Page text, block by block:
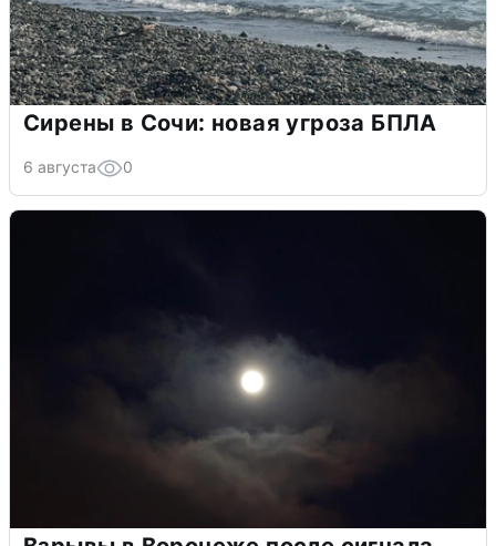
Сирены в Сочи: новая угроза БПЛА
6 августа 0